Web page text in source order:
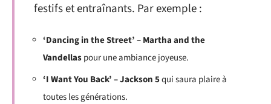
festifs et entraînants. Par exemple :
‘Dancing in the Street’ – Martha and the
Vandellaspour une ambiance joyeuse.
‘I Want You Back’ – Jackson 5qui saura plaire à
toutes les générations.